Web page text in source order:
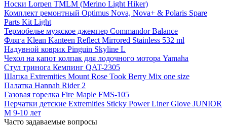
Носки Lorpen TMLM (Merino Light Hiker)
Комплект ремонтный Optimus Nova, Nova+ & Polaris Spare
Parts Kit Light
Термобелье мужское джемпер Commandor Balance
Фляга Klean Kanteen Reflect Mirrored Stainless 532 ml
Надувной коврик Pinguin Skyline L
Чехол на капот колпак для лодочного мотора Yamaha
Стул тринога Кемпинг QAT-2305
Шапка Extremities Mount Rose Took Berry Mix one size
Палатка Hannah Rider 2
Газовая горелка Fire Maple FMS-105
Перчатки детские Extremities Sticky Power Liner Glove JUNIOR
M 9-10 лет
Часто задаваемые вопросы